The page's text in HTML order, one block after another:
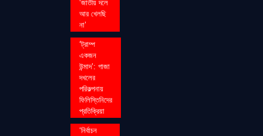
‘জাতীয় দলে
আর খেলছি
না’
‘ট্রাম্প
একজন
উন্মাদ’: গাজা
দখলের
পরিকল্পনায়
ফিলিস্তিনিদের
প্রতিক্রিয়া
‘নির্বাচন